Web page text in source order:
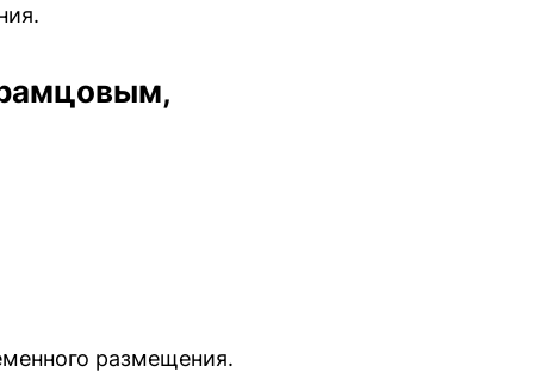
размещения.